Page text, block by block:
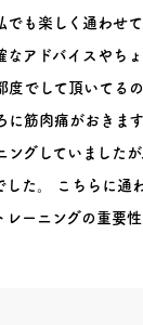
でも楽しく通わせ
なアドバイスやち
度でして頂いてる
に筋肉痛がおきま
ングしていました
した。 こちらに通
レーニングの重要